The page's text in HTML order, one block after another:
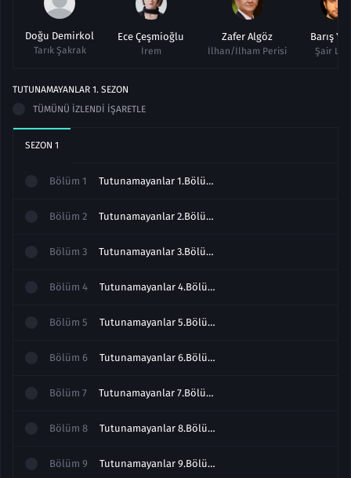
Doğu Demirkol
Tarık Şakrak
Ece Çeşmioğlu
İrem
Zafer Algöz
İlhan/İlham Perisi
Barış
Şair
TUTUNAMAYANLAR 1. SEZON
TÜMÜNÜ İZLENDI İŞARETLE
SEZON 1
Bölüm 1 Tutunamayanlar 1.Bölüm izle
Bölüm 2 Tutunamayanlar 2.Bölüm izle
Bölüm 3 Tutunamayanlar 3.Bölüm izle
Bölüm 4 Tutunamayanlar 4.Bölüm izle
Bölüm 5 Tutunamayanlar 5.Bölüm izle
Bölüm 6 Tutunamayanlar 6.Bölüm izle
Bölüm 7 Tutunamayanlar 7.Bölüm izle
Bölüm 8 Tutunamayanlar 8.Bölüm izle
Bölüm 9 Tutunamayanlar 9.Bölüm izle